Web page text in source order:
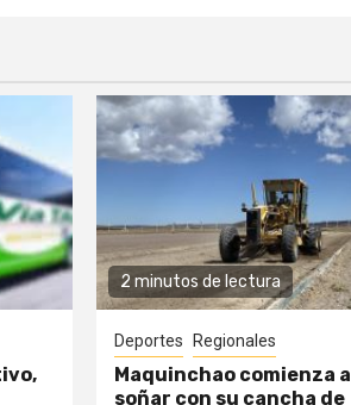
2 minutos de lectura
Deportes Regionales
Maquinchao comienza a
soñar con su cancha de